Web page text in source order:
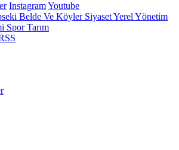
InstagramYoutube
Belde Ve KöylerSiyasetYerel Yönetim
SporTarım